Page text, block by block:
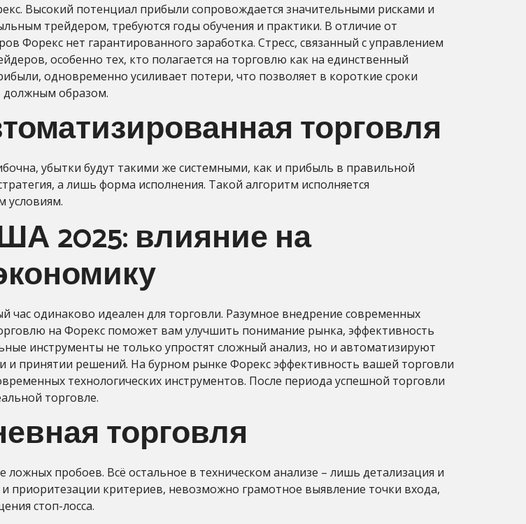
Высокий потенциал прибыли сопровождается значительными рисками и
трейдером, требуются годы обучения и практики. В отличие от
Форекс нет гарантированного заработка. Стресс, связанный с управлением
особенно тех, кто полагается на торговлю как на единственный
одновременно усиливает потери, что позволяет в короткие сроки
должным образом.
торговля
убытки будут такими же системными, как и прибыль в правильной
а лишь форма исполнения. Такой алгоритм исполняется
условиям.
2025: влияние на
час одинаково идеален для торговли. Разумное внедрение современных
на Форекс поможет вам улучшить понимание рынка, эффективность
инструменты не только упростят сложный анализ, но и автоматизируют
и принятии решений. На бурном рынке Форекс эффективность вашей торговли
технологических инструментов. После периода успешной торговли
торговле.
торговля
пробоев. Всё остальное в техническом анализе – лишь детализация и
приоритезации критериев, невозможно грамотное выявление точки входа,
стоп-лосса.